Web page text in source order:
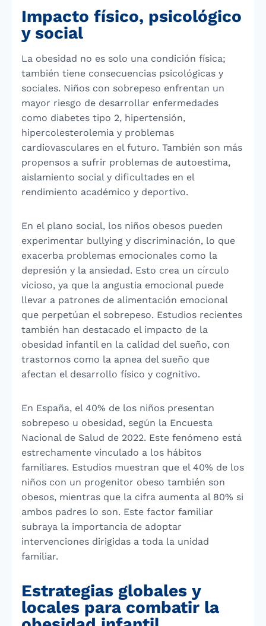
Impacto físico, psicológico
y social
La obesidad no es solo una condición física;
también tiene consecuencias psicológicas y
sociales. Niños con sobrepeso enfrentan un
mayor riesgo de desarrollar enfermedades
como diabetes tipo 2, hipertensión,
hipercolesterolemia y problemas
cardiovasculares en el futuro. También son más
propensos a sufrir problemas de autoestima,
aislamiento social y dificultades en el
rendimiento académico y deportivo.
En el plano social, los niños obesos pueden
experimentar bullying y discriminación, lo que
exacerba problemas emocionales como la
depresión y la ansiedad. Esto crea un círculo
vicioso, ya que la angustia emocional puede
llevar a patrones de alimentación emocional
que perpetúan el sobrepeso. Estudios recientes
también han destacado el impacto de la
obesidad infantil en la calidad del sueño, con
trastornos como la apnea del sueño que
afectan el desarrollo físico y cognitivo.
En España, el 40% de los niños presentan
sobrepeso u obesidad, según la Encuesta
Nacional de Salud de 2022. Este fenómeno está
estrechamente vinculado a los hábitos
familiares. Estudios muestran que el 40% de los
niños con un progenitor obeso también son
obesos, mientras que la cifra aumenta al 80% si
ambos padres lo son. Este factor familiar
subraya la importancia de adoptar
intervenciones dirigidas a toda la unidad
familiar.
Estrategias globales y
locales para combatir la